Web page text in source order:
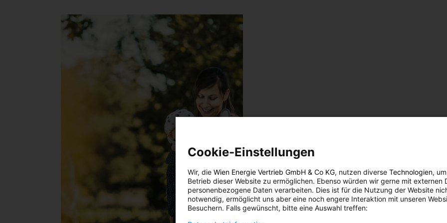
Cookie-Einstellungen
Wir, die Wien Energie Vertrieb GmbH & Co KG, nutzen diverse Technologien,
Betrieb dieser Website zu ermöglichen. Ebenso würden wir gerne mit externen
personenbezogene Daten verarbeiten. Dies ist für die Nutzung der Website
notwendig, ermöglicht uns aber eine noch engere Interaktion mit unseren
Besuchern. Falls gewünscht, bitte eine Auswahl treffen: